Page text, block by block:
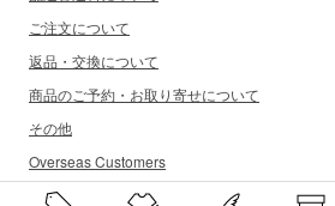
ご注文について
返品・交換について
商品のご予約・お取り寄せについて
その他
Overseas Customers